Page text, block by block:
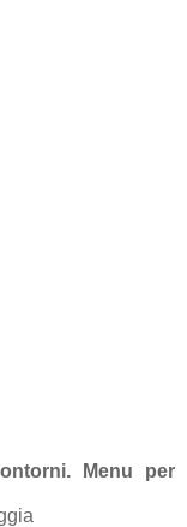
Menu per